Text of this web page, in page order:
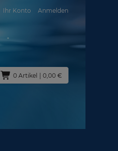
Ihr Konto Anmelden
0 Artikel | 0,00 €